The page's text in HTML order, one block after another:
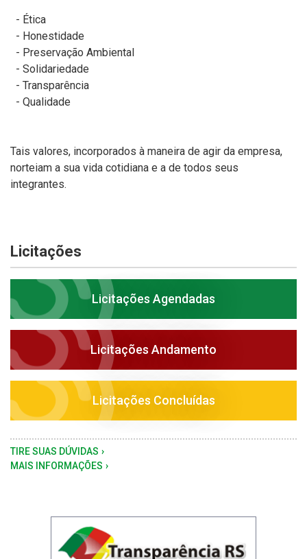
- Ética
- Honestidade
- Preservação Ambiental
- Solidariedade
- Transparência
- Qualidade
Tais valores, incorporados à maneira de agir da empresa,
norteiam a sua vida cotidiana e a de todos seus
integrantes.
Licitações
Licitações Agendadas
Licitações Andamento
Licitações Concluídas
TIRE SUAS DÚVIDAS
MAIS INFORMAÇÕES